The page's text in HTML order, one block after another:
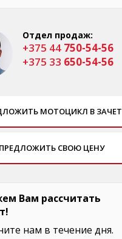
Отдел продаж:
+375 44 750-54-56
+375 33 650-54-56
МОТОЦИКЛ В ЗАЧЕТ
ПРЕДЛОЖИТЬ СВОЮ ЦЕНУ
Вам рассчитать
нам в течение дня.